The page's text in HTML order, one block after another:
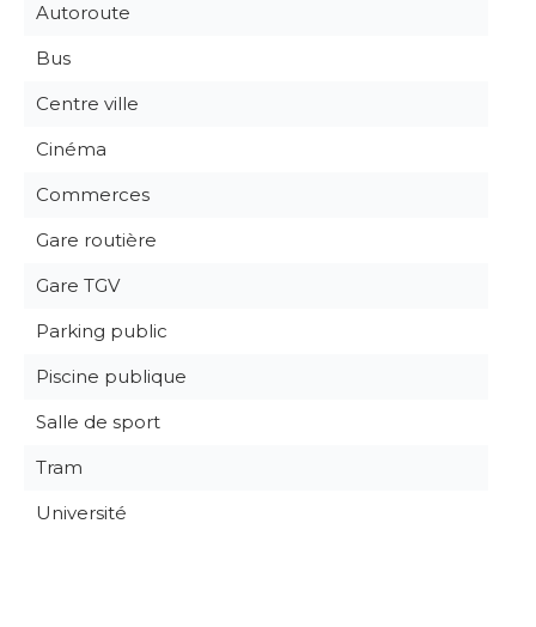
Autoroute
Bus
Centre ville
Cinéma
Commerces
Gare routière
Gare TGV
Parking public
Piscine publique
Salle de sport
Tram
Université